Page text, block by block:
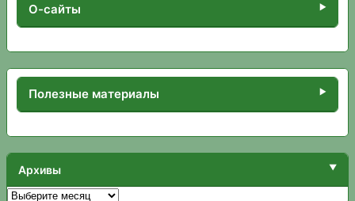
О-сайты
Полезные материалы
Архивы
Архивы